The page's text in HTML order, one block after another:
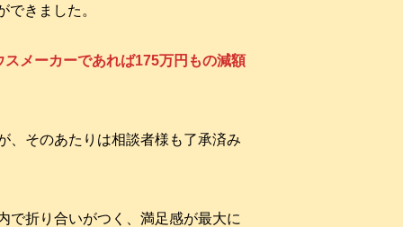
できました。
メーカーであれば175万円もの減額
、そのあたりは相談者様も了承済み
で折り合いがつく、満足感が最大に